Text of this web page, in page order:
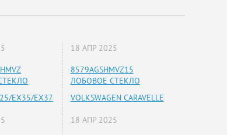
EX35/EX37
18 АПР 2025
8579AGSHMVZ15
ЛОБОВОЕ СТЕКЛО
VOLKSWAGEN CARAVELLE
18 АПР 2025